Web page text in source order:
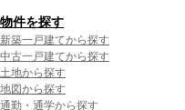
物件を探す
新築一戸建てから探す
中古一戸建てから探す
土地から探す
地図から探す
通勤・通学から探す